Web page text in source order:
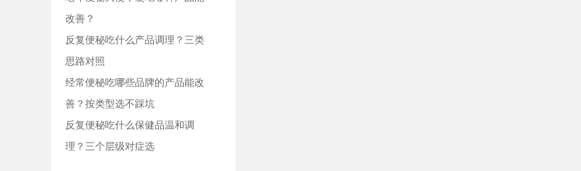
改善？
反复便秘吃什么产品调理？三类
思路对照
经常便秘吃哪些品牌的产品能改
善？按类型选不踩坑
反复便秘吃什么保健品温和调
理？三个层级对症选